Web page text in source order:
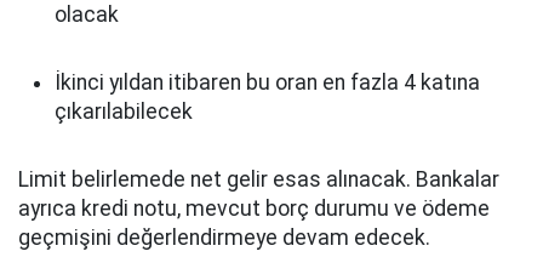
olacak
İkinci yıldan itibaren bu oran en fazla 4 katına
çıkarılabilecek
Limit belirlemede net gelir esas alınacak. Bankalar
ayrıca kredi notu, mevcut borç durumu ve ödeme
geçmişini değerlendirmeye devam edecek.